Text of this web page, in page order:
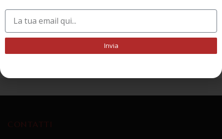
CONTATTI
Invia